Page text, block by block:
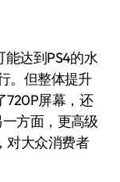
达到PS4的水
。但整体提升
720P屏幕，还
方面，更高级
对大众消费者